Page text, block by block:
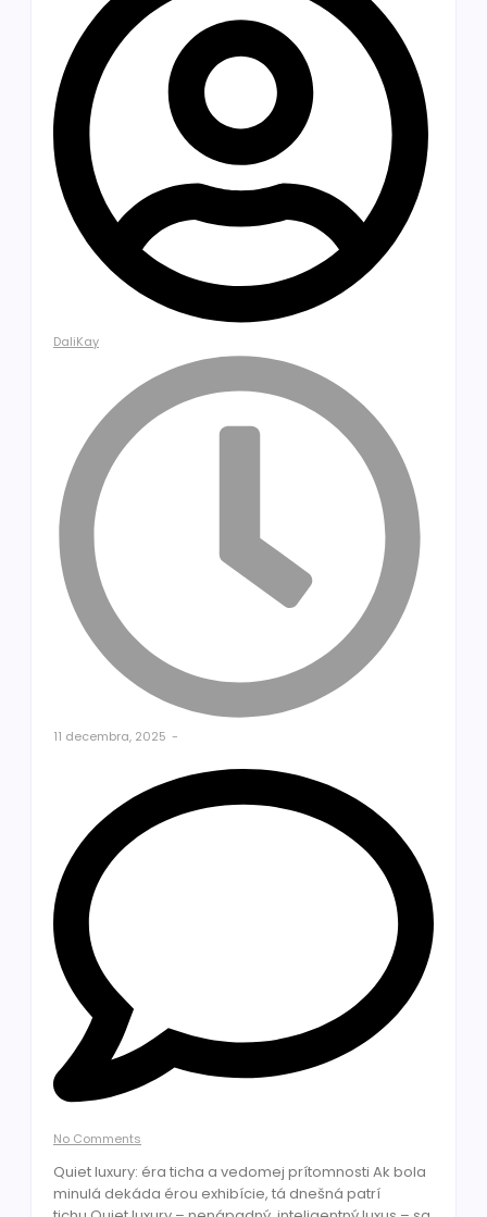
DaliKay
11 decembra, 2025 -
No Comments
Quiet luxury: éra ticha a vedomej prítomnosti Ak bola
minulá dekáda érou exhibície, tá dnešná patrí